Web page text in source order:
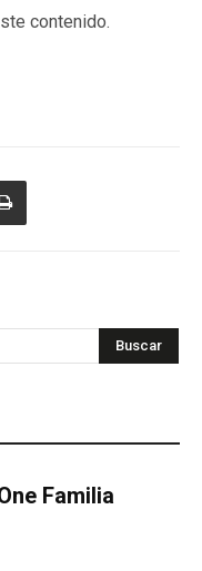
contenido.
Buscar
Familia